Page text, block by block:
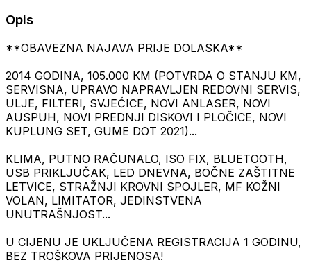
Opis
**OBAVEZNA NAJAVA PRIJE DOLASKA**
2014 GODINA, 105.000 KM (POTVRDA O STANJU KM,
SERVISNA, UPRAVO NAPRAVLJEN REDOVNI SERVIS,
ULJE, FILTERI, SVJEĆICE, NOVI ANLASER, NOVI
AUSPUH, NOVI PREDNJI DISKOVI I PLOČICE, NOVI
KUPLUNG SET, GUME DOT 2021)...
KLIMA, PUTNO RAČUNALO, ISO FIX, BLUETOOTH,
USB PRIKLJUČAK, LED DNEVNA, BOČNE ZAŠTITNE
LETVICE, STRAŽNJI KROVNI SPOJLER, MF KOŽNI
VOLAN, LIMITATOR, JEDINSTVENA
UNUTRAŠNJOST...
U CIJENU JE UKLJUČENA REGISTRACIJA 1 GODINU,
BEZ TROŠKOVA PRIJENOSA!